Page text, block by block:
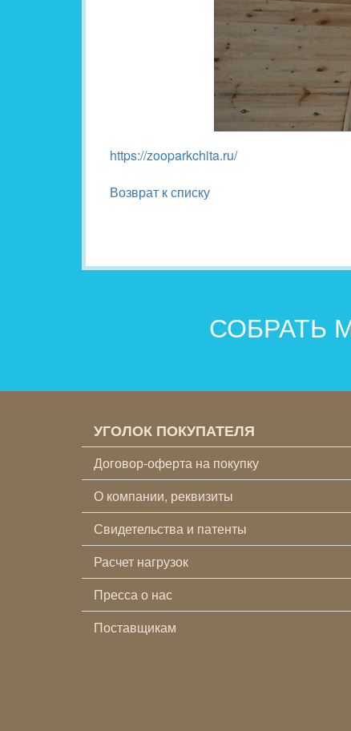
https://zooparkchita.ru/
Возврат к списку
СОБРАТЬ
УГОЛОК ПОКУПАТЕЛЯ
Договор-оферта на покупку
О компании, реквизиты
Свидетельства и патенты
Расчет нагрузок
Пресса о нас
Поставщикам